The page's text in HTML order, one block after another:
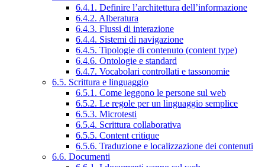
6.4.1. Definire l’architettura dell’informazione
6.4.2. Alberatura
6.4.3. Flussi di interazione
6.4.4. Sistemi di navigazione
6.4.5. Tipologie di contenuto (content type)
6.4.6. Ontologie e standard
6.4.7. Vocabolari controllati e tassonomie
6.5. Scrittura e linguaggio
6.5.1. Come leggono le persone sul web
6.5.2. Le regole per un linguaggio semplice
6.5.3. Microtesti
6.5.4. Scrittura collaborativa
6.5.5. Content critique
6.5.6. Traduzione e localizzazione dei contenuti
6.6. Documenti